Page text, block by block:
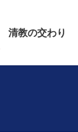
清教の交わり